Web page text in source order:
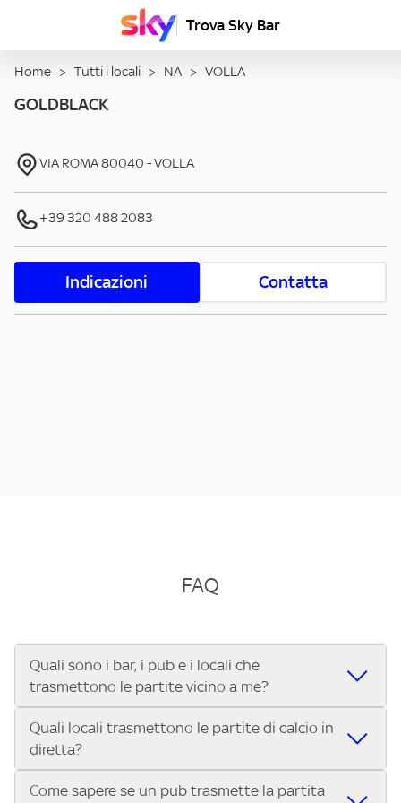
Trova Sky Bar
Home > Tutti i locali > NA > VOLLA
GOLDBLACK
VIA ROMA80040 -VOLLA
+39 320 488 2083
Indicazioni Contatta
FAQ
Quali sono i bar, i pub e i locali che
trasmettono le partite vicino a me?
Se cerchi un bar, pub, ristorante o locale vicino a te per
vedere le partite di Serie A ENILIVE, la Serie C Sky Wifi, la
UEFA Champions League, la UEFA Europa League, la UEFA
Conference League, il Tennis, la Formula 1®, la MotoGP™ e
Quali locali trasmettono le partite di calcio in
diretta?
Vuoi sapere quali bar, pub o ristoranti mostrano le partite
Come sapere se un pub trasmette la partita